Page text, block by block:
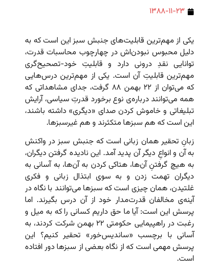
۱۳۸۸-۱۱-۲۳
یکی از مهم‌ترین قابلیت‌های جنبش سبز این است که به
دلیل محبوس نبودن‌اش در چهارچوب محاسبات قدرت،
توانایی نقدِ درونی دارد و قابلیتِ خود-تصحیح‌گری
مهم‌ترین قابلیتِ آن است. یکی از مهم‌ترین درس‌هایی
که می‌توان از ۲۲ بهمن ۸۸ گرفت، جدای مشاهداتی که
همه می‌توانند درباره‌ی نوع برخورد قدرتِ سیاسی، آرایش
تبلیغاتی و خاموش کردن صدای «دیگری» داشته باشند،
این است که هم سبزها متکثرند و هم غیرسبزها.
زبانِ تحقیر همان زبانی است که جنبش سبز در واکنش
به آن و انواعِ دیگر آن پدید آمد. این نادیده گرفتن دیگران،
به هیچ گرفتنِ آن‌ها، هتاکی کردن به آن‌ها، به آسانی به
دیگران تهمت زدن و به سوی ابتذال زبانی و فکری
غلتیدن، همان چیزی است که سبزها می‌توانند با نگاه در
آینه‌ی مخالفان قدرت‌مدار خود از آن درس بگیرند. اما
پرسش این است: آیا ما حق داریم کسانی را که به میل و
رغبت در راهپیمایی حکومتی ۲۲ بهمن شرکت کردند، به
آسانی با برچسب «ساندیس‌خور» تحقیر کنیم؟ این
پرسش مهمی است که از نگاه بعضی از سبزها دور افتاده
است.